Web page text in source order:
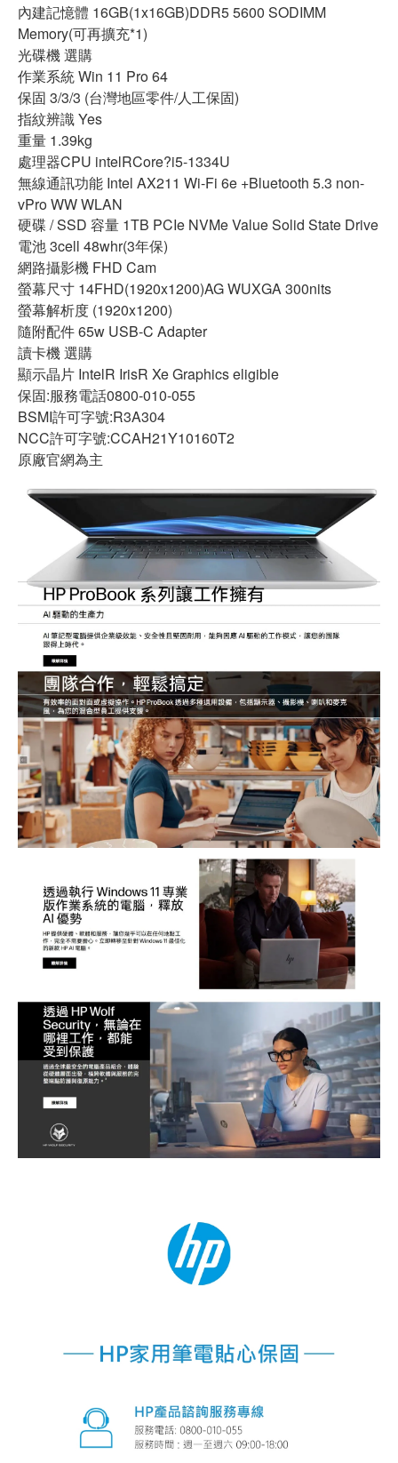
內建記憶體 16GB(1x16GB)DDR5 5600 SODIMM
Memory(可再擴充*1)
光碟機 選購
作業系統 Win 11 Pro 64
保固 3/3/3 (台灣地區零件/人工保固)
指紋辨識 Yes
重量 1.39kg
處理器CPU intelRCore?i5-1334U
無線通訊功能 Intel AX211 Wi-Fi 6e +Bluetooth 5.3 non-
vPro WW WLAN
硬碟 / SSD 容量 1TB PCIe NVMe Value Solid State Drive
電池 3cell 48whr(3年保)
網路攝影機 FHD Cam
螢幕尺寸 14FHD(1920x1200)AG WUXGA 300nits
螢幕解析度 (1920x1200)
隨附配件 65w USB-C Adapter
讀卡機 選購
顯示晶片 IntelR IrisR Xe Graphics eligible
保固:服務電話0800-010-055
BSMI許可字號:R3A304
NCC許可字號:CCAH21Y10160T2
原廠官網為主